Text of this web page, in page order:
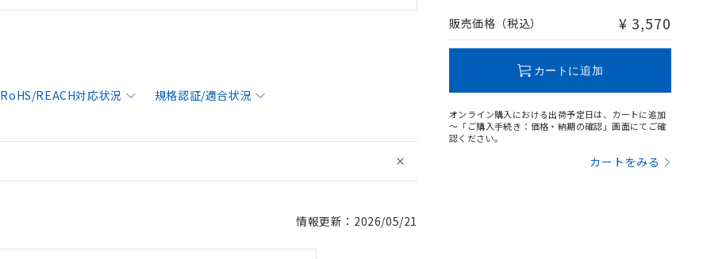
RoHS/REACH対応状況 規格認証/適合状況
情報更新：2026/05/21
販売価格（税込） ¥ 3,570
カートに追加
オンライン購入における出荷予定日は、カートに追加
～「ご購入手続き：価格・納期の確認」画面にてご確
認ください。
カートをみる